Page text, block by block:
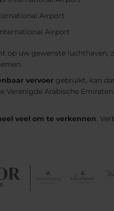
Airport
Airport
op uw gewenste
vervoer gebruikt, kan
Verenigde Arabische
veel om te verkennen.